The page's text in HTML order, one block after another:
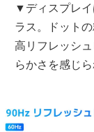
▼ディスプレイ
ラス。ドット
高リフレッシ
らかさを感じ